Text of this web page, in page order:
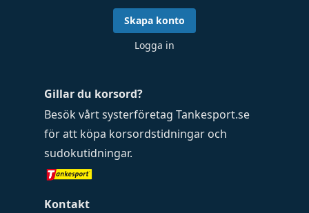
Gillar du korsord?
Besök vårt systerföretag Tankesport.se
för att köpa korsordstidningar och
sudokutidningar.
Kontakt
Skapa konto
Logga in